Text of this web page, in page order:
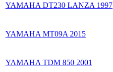
YAMAHA DT230 LANZA 1997
YAMAHA MT09A 2015
YAMAHA TDM 850 2001